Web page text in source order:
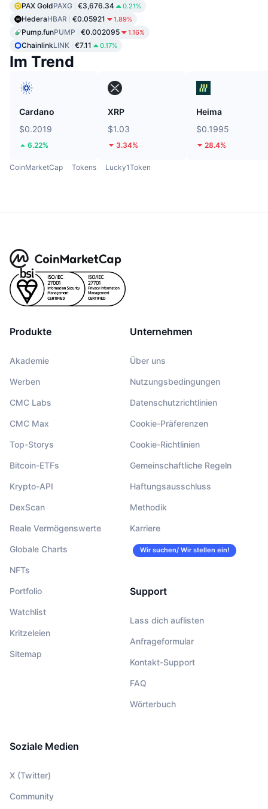
PAX GoldPAXG €3,676.34 0.21%
HederaHBAR €0.05921 1.89%
Pump.funPUMP €0.002095 1.16%
ChainlinkLINK €7.11 0.17%
Im Trend
Cardano
$0.2019
6.22%
XRP
$1.03
3.34%
Heima
$0.1995
28.4%
CoinMarketCap Tokens Lucky1Token
Produkte
Akademie
Werben
CMC Labs
CMC Max
Top-Storys
Bitcoin-ETFs
Krypto-API
DexScan
Reale Vermögenswerte
Globale Charts
NFTs
Portfolio
Watchlist
Kritzeleien
Sitemap
Unternehmen
Über uns
Nutzungsbedingungen
Datenschutzrichtlinien
Cookie-Präferenzen
Cookie-Richtlinien
Gemeinschaftliche Regeln
Haftungsausschluss
Methodik
Karriere
Wir suchen/ Wir stellen ein!
Support
Lass dich auflisten
Anfrageformular
Kontakt-Support
FAQ
Wörterbuch
Soziale Medien
X (Twitter)
Community